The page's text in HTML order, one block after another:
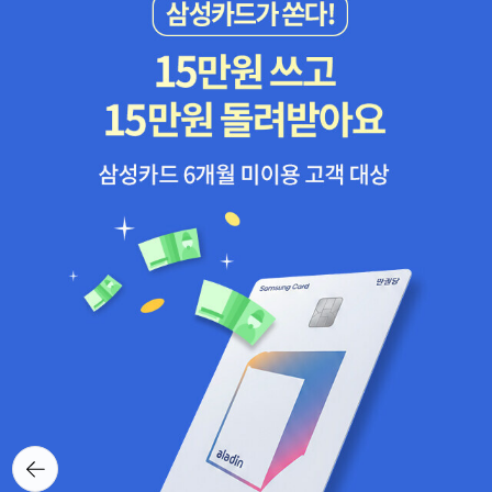
역이지만, 작품 외적으로도 유익한 자료들이 많아 욕심나는 판본이긴
하다.12. 지만지드라마 김종환 지만지드라마(아마 지만지의 자회
사?)에서 김종환 역본으로 셰익스피어 작품을 출간하였다. 총 21작품
이다.역자 김종환도 셰익스피어 전문 연구가이며, 다수의 책을 저술
하였다. 이중 일부는 우수학술도서로 선정되었다고 한다. 13. 태일사
것 같다. 특히나 셰익스피어 관한 주요 비평을 수록하고, 일부는 최신
연구까지 수록하였다는 점이 인상적이다.지만지드라마 판본에서는
이 부분이 없다. 어쩌면 내용은 차이가 없고, 목차에만 빠진 것일 수도
있다.14. 문예출판사 문예출판사에서도 5작품을 번역했다. 햄릿을
번역한 여석기 씨는 시공사에서도 햄릿을 번역했다(시공사 본은 공동
번역). 15. 동인 셰익스피어학회 총서 셰익스피어학회에서 출간하는
셰익스피어 번역서. 지금까지 총 37권학회 차원의 번역 프로젝트다
보니, 앞에서 언급한 역자들의 이름이 간혹 보인다.16. 연극과인간 김
현우 연극과인간이라는 희곡/연극 관련 저술을 전문으로 출간하는 출
판사에서도 셰익스피어 작품을 번역했다. <햄릿> 단 한 종뿐인 것이
아네모네가 피어 있는 것을 확인할 수 있다. 아도니스에게 다가가는
여성은 아프로디테다. 아네모네 한 송이에 손을 내민 아이는 아프로
디테의 아들 에로스(Eros)다. 화살(한 번 맞으면 각각 사랑 또는 혐오
의 감정이 생기는 두 종류의 화살이 있다)이 담겨진 화살집을 보면 알
수 있다. 아도니스는 죽음이라는 깊은 잠에 빠진 상태다. 아프로디테
는 아도니스의 피가 남아있는 자리에 신주를 부어 아도니스를 눈부시
게 아름다운 꽃으로 다시 깨어나게(awaking) 만든다. *
윌리엄 셰익스피어, 허종 옮김 《로미오와 줄리엣》 (동인, 2016)* 윌
리엄 셰익스피어, 서경희 옮김 《로미오와 줄리엣》 (을유문화사, 201
6)* 윌리엄 셰익스피어, 최종철 옮김 《로미오와 줄리엣》 (민음사, 20
08) 《한여름 밤의 꿈》에 아도니스와 관련된 내용이 없다. 아도니스
와 아프로디테가 나오는 그림이 어째서 《한여름 밤의 꿈》 표지 그림
이 되었는지 의아하다. 《한여름 밤의 꿈》에 나오는 아테네의 품팔이
꾼들은 직접 공연을 준비하고 연기를 한다. 그들이 공연하려는 작품
은 ‘피라모스(Pyramus)와 티스베(Thisbe)’ 이야기다. 이 이야기도
《변신 이야기》에 언급되어 있다. 피라모스와 티스베 이야기는 셰익스
피어의 비극 《로미오와 줄리엣》의 원형이다. 피라모스
출간한 『셰익스피어 전집』시리즈. 전집 1권, 4권, 5권 , 7권에 담긴
작들이다. 이 시리즈의 장점은 무엇보다 셰익스피어 전공 교수의 '운
율을 살린 운문 번역'이면서 '가장 최신의 번역'이라는 점이다. 작품마
다에 딸린 '풍부한 작품 해설'과 '충실한 주석' 등도 돋보인다. 간혹 지
나친 '운문 번역'이 드라마틱한 극중 대사의 묘미를 반감시키는 면
도 없지는 않다.) 민음사판 『셰익스피어 전집 시리즈』<전10권>(예
정) 가운데 5권까지는 비교적 순조롭게 출간된 듯하다. 그런데 어찌
된 일인지 딱 거기까지 진행되고 감감무소식이다. 이제나 저제나 하
고 틈날 때마다 후속작들이 나온 게 없나 하고 살펴보지만 맨날 그 모
양이다. <셰익스피어 전집 10 : 소네트.시>가 마지막으로 출간된 이
후로 꼬박 3년 가까이 지났는데도 후속작은 나올 기미가 보이지 않는
다. 그렇다고 해서 내가 다른 출판사에서 나온 셰익스피어의 작품들
을 완전히 도외시했던 건 아니었다. 그런데 출판사마다 번역의 품질
(?)이 꽤나 들쭉날쭉이었다. 그래서 또다시 브레이크가 걸렸다. 기왕
지사 민음사의 최종철 번역본으로 읽기 시작했으니 후속편들이 출간
되면 그 때 다시 '이어서' 읽어야지 싶었다. 보다 정확하게 말하자면
뒤로가
기